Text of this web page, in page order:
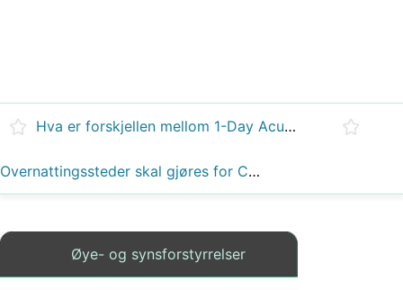
Hva er forskjellen mellom 1-Day Acuvue og 1 -Day Acuvue Moist
Overnattingssteder skal gjøres for Convergence insufficiency
Øye- og synsforstyrrelser